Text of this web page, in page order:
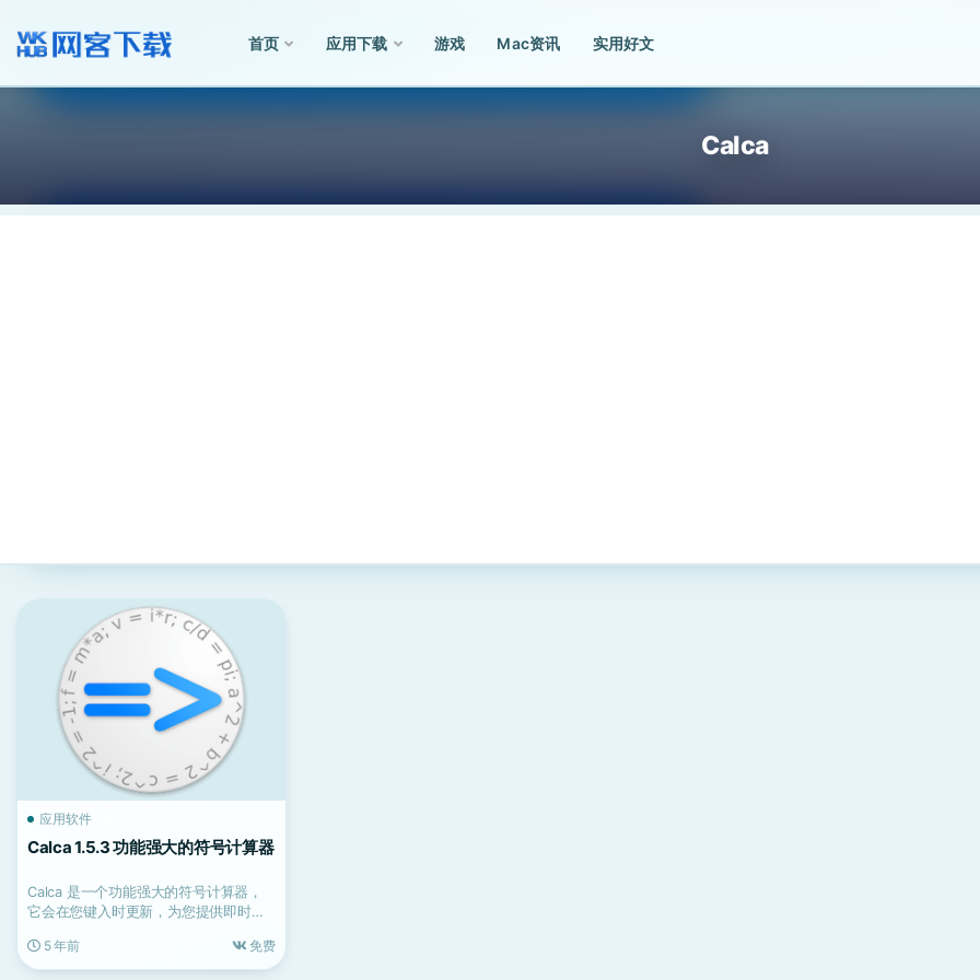
首页 应用下载 游戏 Mac资讯 实用好文
Calca
应用软件
Calca 1.5.3 功能强大的符号计算器
Calca 是一个功能强大的符号计算器，
它会在您键入时更新，为您提供即时答
5 年前
免费